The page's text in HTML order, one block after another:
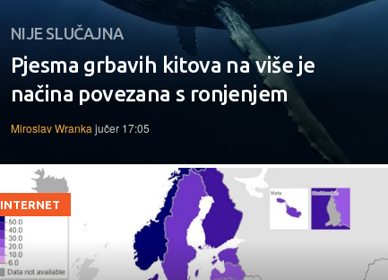
NIJE SLUČAJNA
Pjesma grbavih kitova na više je
načina povezana s ronjenjem
Miroslav Wranka jučer 17:05
INTERNET